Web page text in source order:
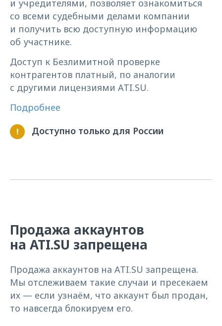
и учредителями, позволяет ознакомиться
со всеми судебными делами компании
и получить всю доступную информацию
об участнике.
Доступ к Безлимитной проверке
контрагентов платный, по аналогии
с другими лицензиями ATI.SU.
Подробнее
! Доступно только для России
Продажа аккаунтов
на ATI.SU запрещена
Продажа аккаунтов на ATI.SU запрещена.
Мы отслеживаем такие случаи и пресекаем
их — если узнаём, что аккаунт был продан,
то навсегда блокируем его.